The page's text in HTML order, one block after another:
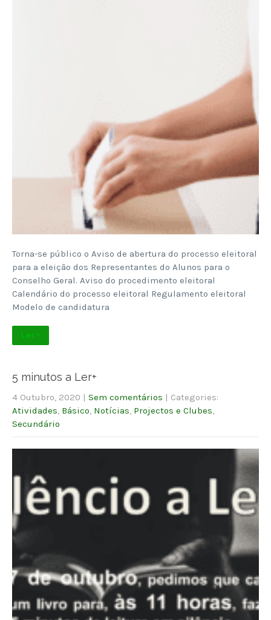
Torna-se público o Aviso de abertura do processo eleitoral
para a eleição dos Representantes do Alunos para o
Conselho Geral. Aviso do procedimento eleitoral
Calendário do processo eleitoral Regulamento eleitoral
Modelo de candidatura
Ler +
5 minutos a Ler+
4 Outubro, 2020 | Sem comentários | Categories:
Atividades Básico Notícias Projectos e Clubes
Secundário